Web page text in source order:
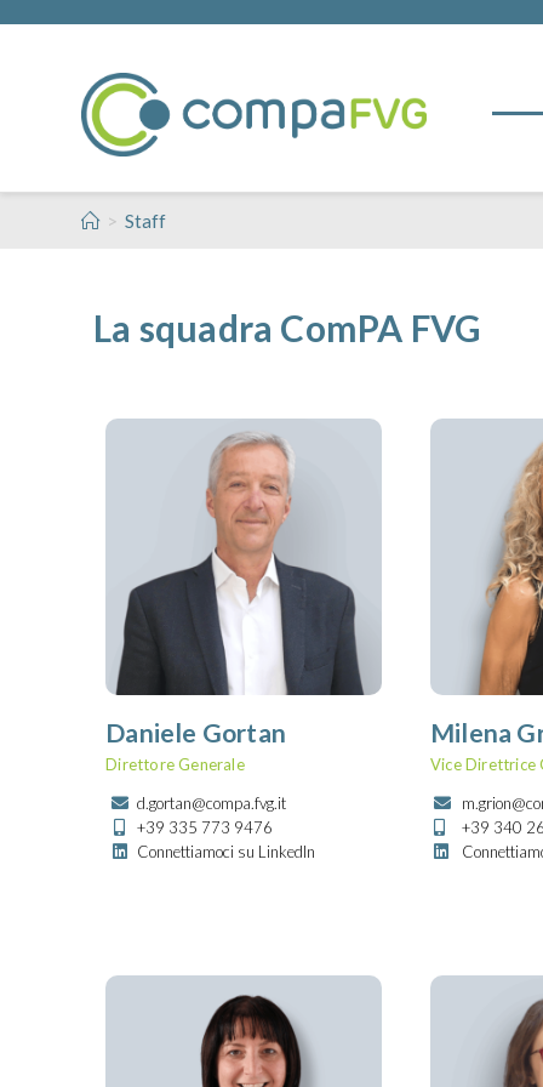
> Staff
La squadra ComPA FVG
Daniele Gortan
Direttore Generale
d.gortan@compa.fvg.it
+39 335 773 9476
Connettiamoci su LinkedIn
Milena
Vice Direttrice
+39 340